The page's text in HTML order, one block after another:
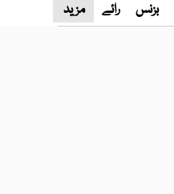
بزنس رائے مزید